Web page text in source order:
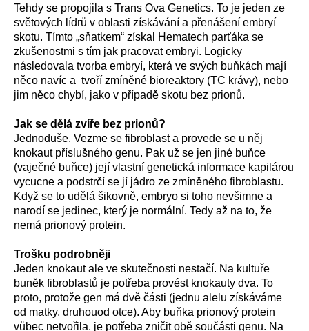
Tehdy se propojila s Trans Ova Genetics. To je jeden ze
světových lídrů v oblasti získávání a přenášení embryí
skotu. Tímto „sňatkem“ získal Hematech parťáka se
zkušenostmi s tím jak pracovat embryi. Logicky
následovala tvorba embryí, která ve svých buňkách mají
něco navíc a tvoří zmíněné bioreaktory (TC krávy), nebo
jim něco chybí, jako v případě skotu bez prionů.
Jak se dělá zvíře bez prionů?
Jednoduše. Vezme se fibroblast a provede se u něj
knokaut příslušného genu. Pak už se jen jiné buňce
(vaječné buňce) její vlastní genetická informace kapilárou
vycucne a podstrčí se jí jádro ze zmíněného fibroblastu.
Když se to udělá šikovně, embryo si toho nevšimne a
narodí se jedinec, který je normální. Tedy až na to, že
nemá prionový protein.
Trošku podrobněji
Jeden knokaut ale ve skutečnosti nestačí. Na kultuře
buněk fibroblastů je potřeba provést knokauty dva. To
proto, protože gen má dvě části (jednu alelu získáváme
od matky, druhouod otce). Aby buňka prionový protein
vůbec netvořila, je potřeba zničit obě součásti genu. Na